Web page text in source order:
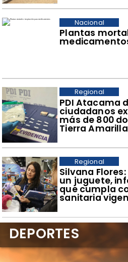
Plantas
Nacional
​PDI Atacama
ciudadanos
más de 800
Tierra Amarilla
Regional
​Silvana
un juguete,
que cumpla
sanitaria
Regional
DEPORTES